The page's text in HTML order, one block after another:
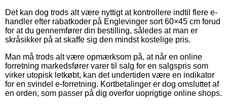
Det kan dog trods alt være nyttigt at kontrollere indtil flere e-
handler efter rabatkoder på Englevinger sort 60×45 cm forud
for at du gennemfører din bestilling, således at man er
skråsikker på at skaffe sig den mindst kostelige pris.
Man må trods alt være opmærksom på, at når en online
forretning markedsfører varer til salg for en salgspris som
virker utopisk letkøbt, kan det undertiden være en indikator
for en svindel e-forretning. Kortbetalinger er dog omsluttet af
en orden, som passer på dig overfor uoprigtige online shops.